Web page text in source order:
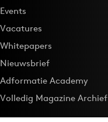
Events
Vacatures
Whitepapers
Nieuwsbrief
Adformatie Academy
Volledig Magazine Archief